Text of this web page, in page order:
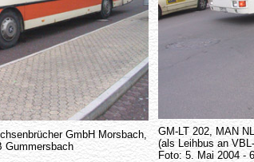
GM-LT 202, MAN
(als Leihbus an
Foto: 5. Mai 2004 -
GmbH Morsbach,
Gummersbach